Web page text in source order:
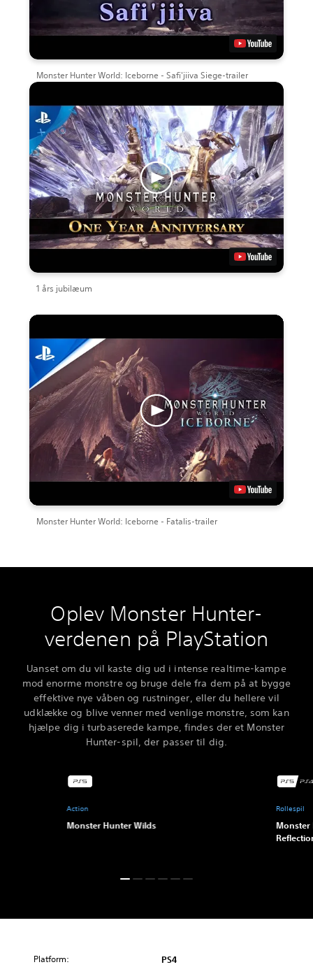
Monster Hunter World: Iceborne - Safi'jiiva Siege-trailer
1 års jubilæum
Monster Hunter World: Iceborne - Fatalis-trailer
Oplev Monster Hunter-
verdenen på PlayStation
Uanset om du vil kaste dig ud i intense realtime-kampe
mod enorme monstre og bruge dele fra dem på at bygge
effektive nye våben og rustninger, eller du hellere vil
udklække og blive venner med venlige monstre, som kan
hjælpe dig i turbaserede kampe, findes der et Monster
Hunter-spil, der passer til dig.
Action
Monster Hunter Wilds
Rollespil
Monster
Platform: PS4